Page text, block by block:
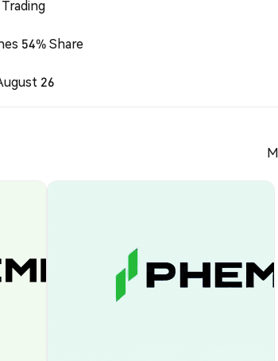
54% Share
26